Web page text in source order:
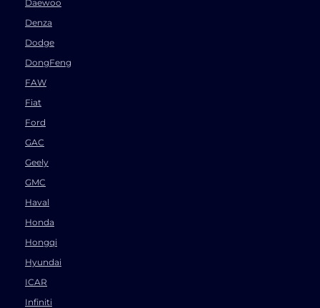
Daewoo
Denza
Dodge
DongFeng
FAW
Fiat
Ford
GAC
Geely
GMC
Haval
Honda
Hongqi
Hyundai
ICAR
Infiniti